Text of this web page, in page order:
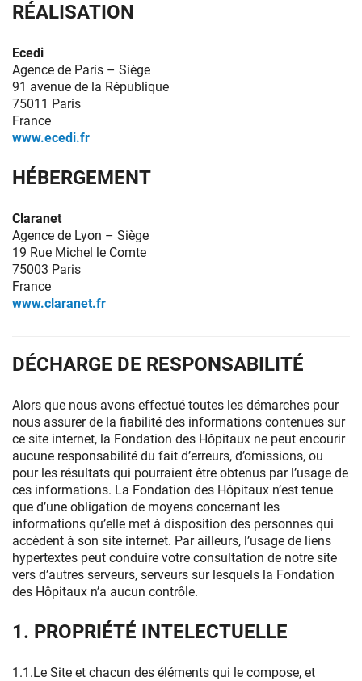
RÉALISATION
Ecedi
Agence de Paris – Siège
91 avenue de la République
75011 Paris
France
www.ecedi.fr
HÉBERGEMENT
Claranet
Agence de Lyon – Siège
19 Rue Michel le Comte
75003 Paris
France
www.claranet.fr
DÉCHARGE DE RESPONSABILITÉ
Alors que nous avons effectué toutes les démarches pour
nous assurer de la fiabilité des informations contenues sur
ce site internet, la Fondation des Hôpitaux ne peut encourir
aucune responsabilité du fait d’erreurs, d’omissions, ou
pour les résultats qui pourraient être obtenus par l’usage de
ces informations. La Fondation des Hôpitaux n’est tenue
que d’une obligation de moyens concernant les
informations qu’elle met à disposition des personnes qui
accèdent à son site internet. Par ailleurs, l’usage de liens
hypertextes peut conduire votre consultation de notre site
vers d’autres serveurs, serveurs sur lesquels la Fondation
des Hôpitaux n’a aucun contrôle.
1. PROPRIÉTÉ INTELECTUELLE
1.1.Le Site et chacun des éléments qui le compose, et